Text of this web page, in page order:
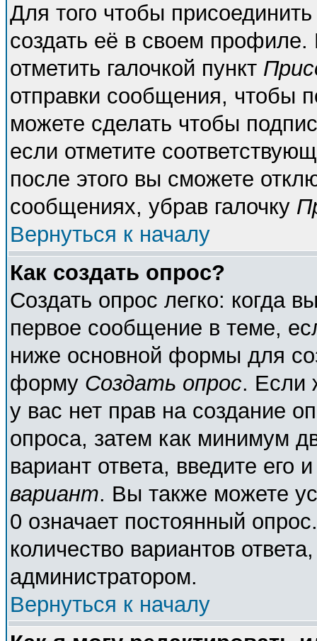
Для того чтобы
создать её в своем
отметить галочкой пункт
отправки сообщения, чтобы
можете сделать чтобы
если отметите
после этого вы сможете
сообщениях, убрав галочку
Вернуться к началу
Как создать опрос?
Создать опрос легко: когда
первое сообщение в теме,
ниже основной формы для
форму Создать опрос. Если
у вас нет прав на создание
опроса, затем как минимум
вариант ответа, введите его
вариант. Вы также можете
0 означает постоянный
количество вариантов
администратором.
Вернуться к началу